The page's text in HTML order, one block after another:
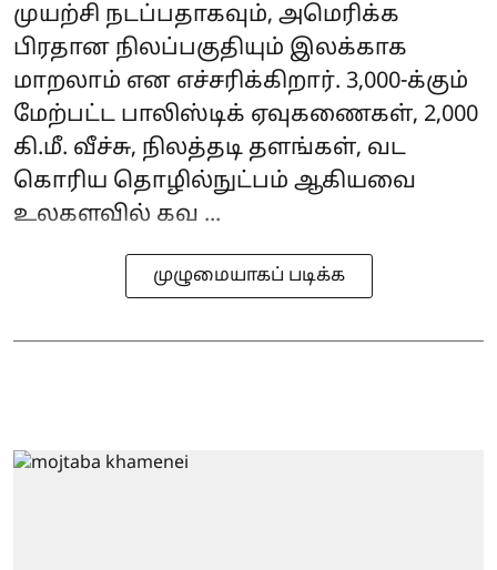
முயற்சி நடப்பதாகவும், அமெரிக்க
பிரதான நிலப்பகுதியும் இலக்காக
மாறலாம் என எச்சரிக்கிறார். 3,000-க்கும்
மேற்பட்ட பாலிஸ்டிக் ஏவுகணைகள், 2,000
கி.மீ. வீச்சு, நிலத்தடி தளங்கள், வட
கொரிய தொழில்நுட்பம் ஆகியவை
உலகளவில் கவ ...
முழுமையாகப் படிக்க